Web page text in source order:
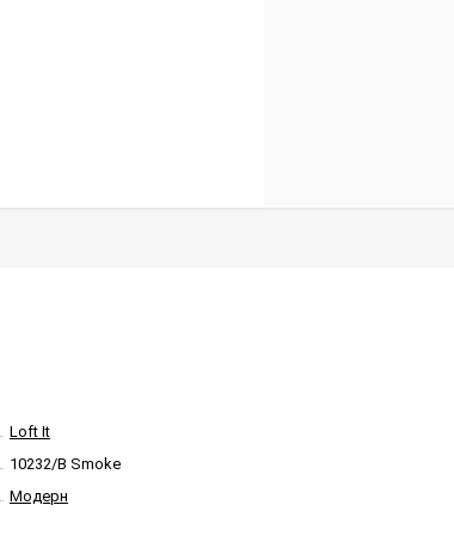
Loft It
10232/B Smoke
Модерн